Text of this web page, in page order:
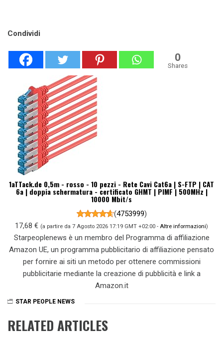
Condividi
0
Shares
1aTTack.de 0,5m - rosso - 10 pezzi - Rete Cavi Cat6a | S-FTP | CAT
6a | doppia schermatura - certificato GHMT | PIMF | 500MHz |
10000 Mbit/s
(4753999)
17,68 € (a partire da 7 Agosto 2026 17:19 GMT +02:00 - Altre informazioni)
Starpeoplenews è un membro del Programma di affiliazione
Amazon UE, un programma pubblicitario di affiliazione pensato
per fornire ai siti un metodo per ottenere commissioni
pubblicitarie mediante la creazione di pubblicità e link a
Amazon.it
STAR PEOPLE NEWS
RELATED ARTICLES